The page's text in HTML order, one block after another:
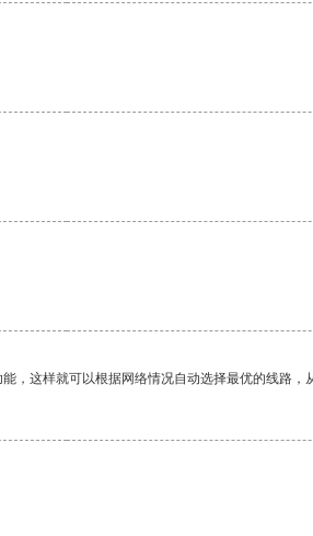
这样就可以根据网络情况自动选择最优的线路，